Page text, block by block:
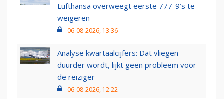
Lufthansa overweegt eerste 777-9’s te
weigeren
06-08-2026, 13:36
Analyse kwartaalcijfers: Dat vliegen
duurder wordt, lijkt geen probleem voor
de reiziger
06-08-2026, 12:22